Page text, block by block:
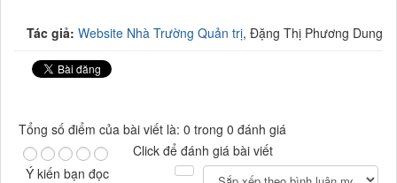
Tác giả: Website Nhà Trường Quản trị, Đặng Thị Phương Dung
Tổng số điểm của bài viết là: 0 trong 0 đánh giá
Click để đánh giá bài viết
Ý kiến bạn đọc